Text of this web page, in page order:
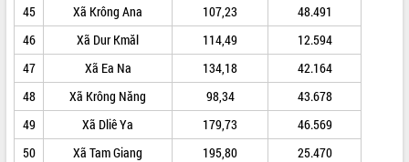
Kết nối tour, đẩy mạnh chuyển đổi số
để phát triển du lịch Đắk Lắk
Khởi động Dự án Đầu tư xây dựng hạ
tầng kỹ thuật Cụm công nghiệp Tân
Tiến
Gặp mặt các cơ quan báo chí nhân Kỷ
niệm 101 năm Ngày Báo chí Cách
mạng Việt Nam
45
Xã Krông Ana 107,23
48.491
46
Xã Dur Kmăl 114,49
12.594
47
Xã Ea Na 134,18
42.164
48
Xã Krông Năng 98,34
43.678
49
Xã Dliê Ya 179,73
46.569
50
Xã Tam Giang 195,80
25.470